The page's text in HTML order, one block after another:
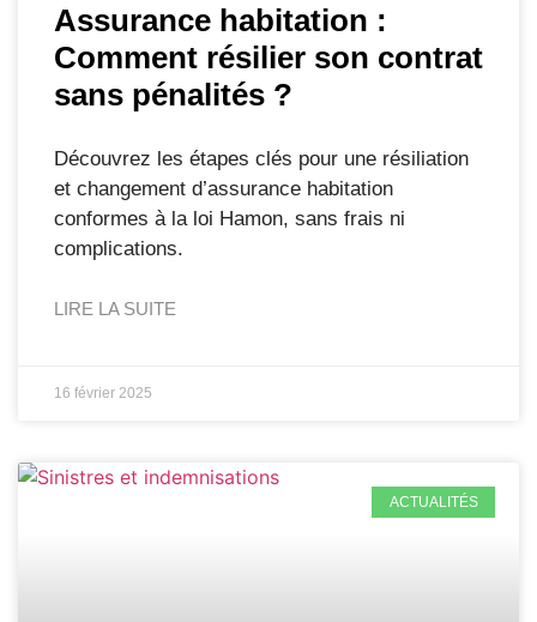
Assurance habitation :
Comment résilier son contrat
sans pénalités ?
Découvrez les étapes clés pour une résiliation
et changement d’assurance habitation
conformes à la loi Hamon, sans frais ni
complications.
LIRE LA SUITE
16 février 2025
ACTUALITÉS